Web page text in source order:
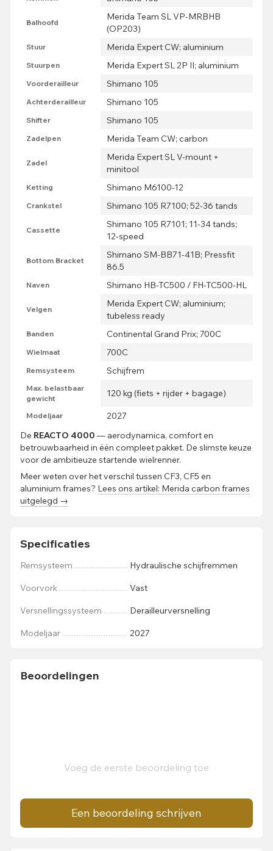
Balhoofd
Merida Team SL VP-MRBHB
(OP203)
Stuur Merida Expert CW; aluminium
Stuurpen Merida Expert SL 2P II; aluminium
Voorderailleur Shimano 105
Achterderailleur Shimano 105
Shifter Shimano 105
Zadelpen Merida Team CW; carbon
Zadel
Merida Expert SL V-mount +
minitool
Ketting Shimano M6100-12
Crankstel Shimano 105 R7100; 52-36 tands
Cassette
Shimano 105 R7101; 11-34 tands;
12-speed
Bottom Bracket
Shimano SM-BB71-41B; Pressfit
86.5
Naven Shimano HB-TC500 / FH-TC500-HL
Velgen
Merida Expert CW; aluminium;
tubeless ready
Banden Continental Grand Prix; 700C
Wielmaat 700C
Remsysteem Schijfrem
Max. belastbaar
gewicht
120 kg (fiets + rijder + bagage)
Modeljaar
2027
De REACTO 4000 — aerodynamica, comfort en
betrouwbaarheid in één compleet pakket. De slimste keuze
voor de ambitieuze startende wielrenner.
Meer weten over het verschil tussen CF3, CF5 en
aluminium frames? Lees ons artikel: Merida carbon frames
uitgelegd →
Specificaties
Remsysteem Hydraulische schijfremmen
Voorvork Vast
Versnellingssysteem Derailleurversnelling
Modeljaar 2027
Beoordelingen
Voeg de eerste beoordeling toe
Een beoordeling schrijven